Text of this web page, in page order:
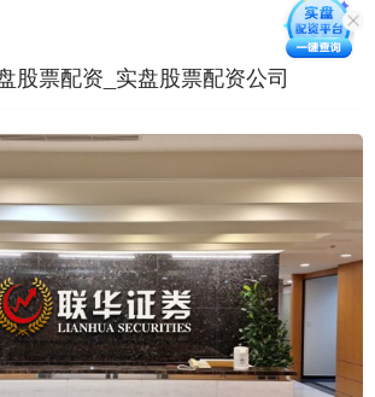
股票配资_实盘股票配资公司